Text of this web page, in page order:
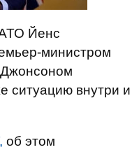
Йенс
министром
ситуацию внутри и
об этом